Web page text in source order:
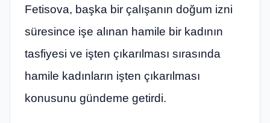
Fetisova, başka bir çalışanın doğum izni
süresince işe alınan hamile bir kadının
tasfiyesi ve işten çıkarılması sırasında
hamile kadınların işten çıkarılması
konusunu gündeme getirdi.